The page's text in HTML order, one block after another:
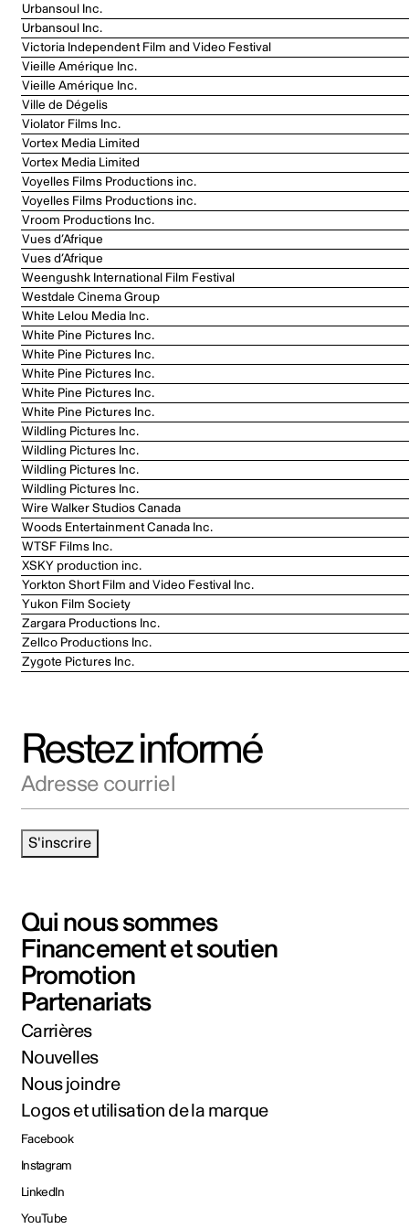
Urbansoul Inc.
Urbansoul Inc.
Victoria Independent Film and Video Festival
Vieille Amérique Inc.
Vieille Amérique Inc.
Ville de Dégelis
Violator Films Inc.
Vortex Media Limited
Vortex Media Limited
Voyelles Films Productions inc.
Voyelles Films Productions inc.
Vroom Productions Inc.
Vues d’Afrique
Vues d’Afrique
Weengushk International Film Festival
Westdale Cinema Group
White Lelou Media Inc.
White Pine Pictures Inc.
White Pine Pictures Inc.
White Pine Pictures Inc.
White Pine Pictures Inc.
White Pine Pictures Inc.
Wildling Pictures Inc.
Wildling Pictures Inc.
Wildling Pictures Inc.
Wildling Pictures Inc.
Wire Walker Studios Canada
Woods Entertainment Canada Inc.
WTSF Films Inc.
XSKY production inc.
Yorkton Short Film and Video Festival Inc.
Yukon Film Society
Zargara Productions Inc.
Zellco Productions Inc.
Zygote Pictures Inc.
Restez informé
S'inscrire
Qui nous sommes
Financement et soutien
Promotion
Partenariats
Carrières
Nouvelles
Nous joindre
Logos et utilisation de la marque
Facebook
Instagram
LinkedIn
YouTube